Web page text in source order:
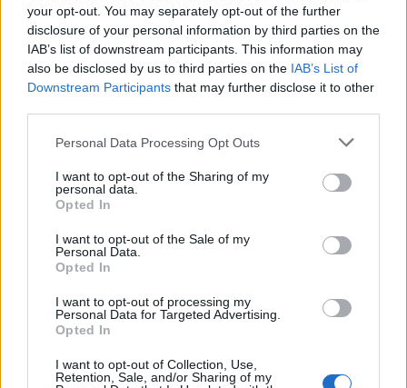
your opt-out. You may separately opt-out of the further
disclosure of your personal information by third parties on the
IAB’s list of downstream participants. This information may
also be disclosed by us to third parties on the IAB’s List of
Downstream Participants that may further disclose it to other
Please note that this website/app uses one or more Google
not limited to your visit or usage behaviour. You may click to
grant or deny consent to Google and its third-party tags to
use your data for below specified purposes in below Google
consent section.
Personal Data Processing Opt Outs
I want to opt-out of the Sharing of my
personal data.
Opted In
I want to opt-out of the Sale of my
Personal Data.
Opted In
I want to opt-out of processing my
Personal Data for Targeted Advertising.
Opted In
I want to opt-out of Collection, Use,
Retention, Sale, and/or Sharing of my
Megkezdődött a regisztráció az
első bolgár biztonságtechnikai
csúcstalálkozóra
Security Summit
Rosszul számoltak a cégek?
Meglepő eredmény született a
Üzlet | 2026.07.06 09:50
bővülése brutál terhelést tol a
létfontosságú erőforrásainkra
Japán 10 millió robottal száll be a